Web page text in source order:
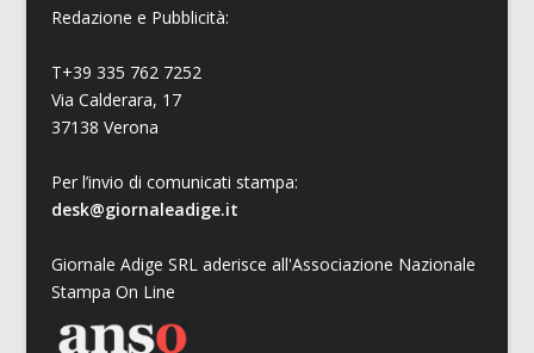
Redazione e Pubblicità:
T+39 335 762 7252
Via Calderara, 17
37138 Verona
Per l’invio di comunicati stampa:
desk@giornaleadige.it
Giornale Adige SRL aderisce all'Associazione Nazionale
Stampa On Line